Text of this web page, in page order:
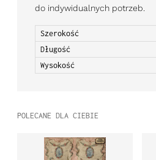
do indywidualnych potrzeb.
Szerokość
Długość
Wysokość
POLECANE DLA CIEBIE